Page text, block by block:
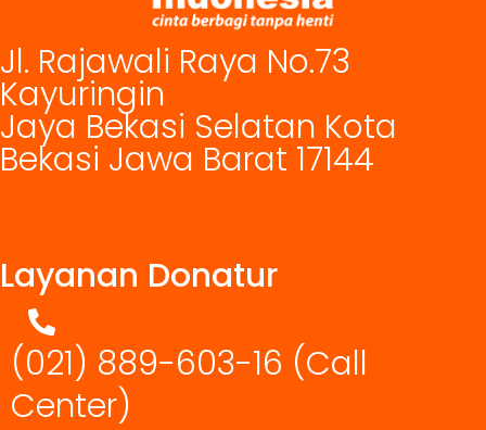
Jl. Rajawali Raya No.73
Kayuringin
Jaya Bekasi Selatan Kota
Bekasi Jawa Barat 17144
Layanan Donatur
(021) 889-603-16 (Call
Center)